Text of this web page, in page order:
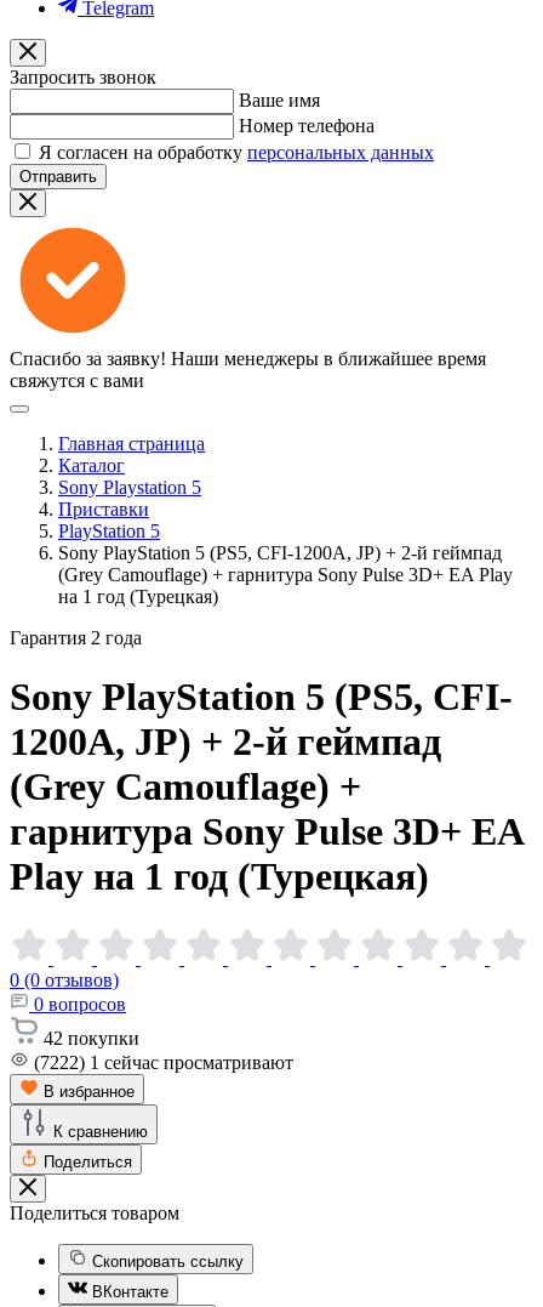
Telegram
Запросить звонок
Ваше имя
Номер телефона
Я согласен на обработку персональных данных
Отправить
Спасибо за заявку! Наши менеджеры в ближайшее время
свяжутся с вами
Главная страница
Каталог
Sony Playstation 5
Приставки
PlayStation 5
Sony PlayStation 5 (PS5, CFI-1200A, JP) + 2-й геймпад
(Grey Camouflage) + гарнитура Sony Pulse 3D+ EA Play
на 1 год (Турецкая)
Гарантия 2 года
Sony PlayStation 5 (PS5, CFI-
1200A, JP) + 2-й геймпад
(Grey Camouflage) +
гарнитура Sony Pulse 3D+ EA
Play на 1 год (Турецкая)
0 (0 отзывов)
0 вопросов
42 покупки
(7222) 1 сейчас просматривают
В избранное
К сравнению
Поделиться
Поделиться товаром
Скопировать ссылку
ВКонтакте